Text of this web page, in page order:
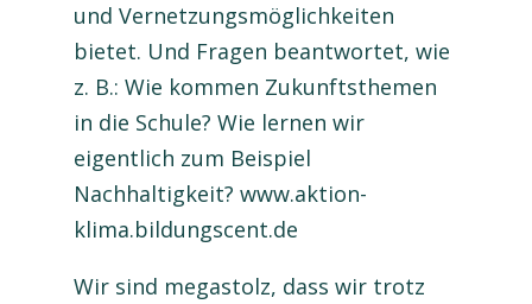
und Vernetzungsmöglichkeiten
bietet. Und Fragen beantwortet, wie
z. B.: Wie kommen Zukunftsthemen
in die Schule? Wie lernen wir
eigentlich zum Beispiel
Nachhaltigkeit? www.aktion-
klima.bildungscent.de
Wir sind megastolz, dass wir trotz